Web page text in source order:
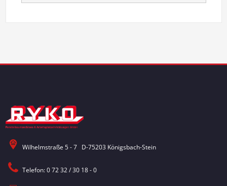
Wilhelmstraße 5 - 7 D-75203 Königsbach-Stein
Telefon: 0 72 32 / 30 18 - 0